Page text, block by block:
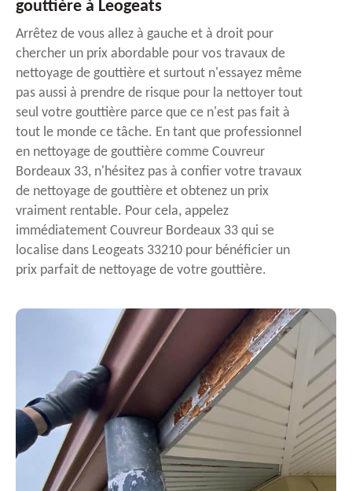
gouttière à Leogeats
Arrêtez de vous allez à gauche et à droit pour
chercher un prix abordable pour vos travaux de
nettoyage de gouttière et surtout n'essayez même
pas aussi à prendre de risque pour la nettoyer tout
seul votre gouttière parce que ce n'est pas fait à
tout le monde ce tâche. En tant que professionnel
en nettoyage de gouttière comme Couvreur
Bordeaux 33, n'hésitez pas à confier votre travaux
de nettoyage de gouttière et obtenez un prix
vraiment rentable. Pour cela, appelez
immédiatement Couvreur Bordeaux 33 qui se
localise dans Leogeats 33210 pour bénéficier un
prix parfait de nettoyage de votre gouttière.